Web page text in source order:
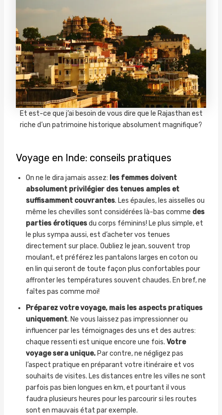
Et est-ce que j’ai besoin de vous dire que le Rajasthan est
riche d’un patrimoine historique absolument magnifique?
Voyage en Inde: conseils pratiques
On ne le dira jamais assez: les femmes doivent
absolument privilégier des tenues amples et
suffisamment couvrantes. Les épaules, les aisselles ou
même les chevilles sont considérées là-bas comme des
parties érotiquesdu corps féminins! Le plus simple, et
le plus sympa aussi, est d’acheter vos tenues
directement sur place. Oubliez le jean, souvent trop
moulant, et préférez les pantalons larges en coton ou
en lin qui seront de toute façon plus confortables pour
affronter les températures souvent chaudes. En bref, ne
faîtes pas comme moi!
Préparez votre voyage, mais les aspects pratiques
uniquement. Ne vous laissez pas impressionner ou
influencer par les témoignages des uns et des autres:
chaque ressenti est unique encore une fois. Votre
voyage sera unique.Par contre, ne négligez pas
l’aspect pratique en préparant votre itinéraire et vos
souhaits de visites. Les distances entre les villes ne sont
parfois pas bien longues en km, et pourtant il vous
faudra plusieurs heures pour les parcourir si les routes
sont en mauvais état par exemple.